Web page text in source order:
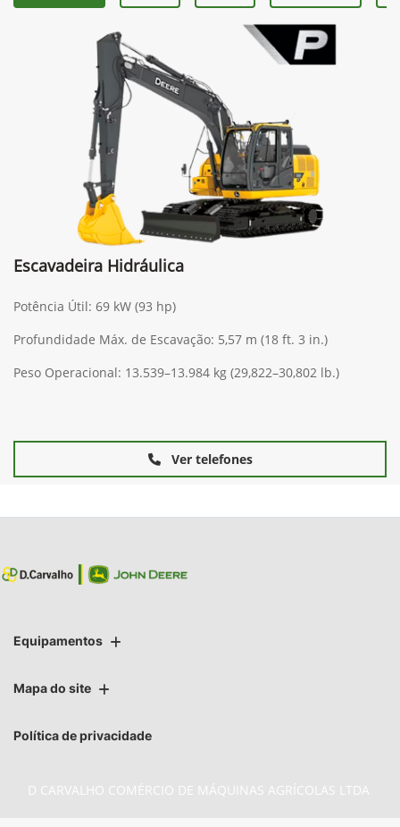
Escavadeira Hidráulica
Potência Útil: 69 kW (93 hp)
Profundidade Máx. de Escavação: 5,57 m (18 ft. 3 in.)
Peso Operacional: 13.539–13.984 kg (29,822–30,802 lb.)
Ver telefones
Equipamentos
Mapa do site
Política de privacidade
D CARVALHO COMÉRCIO DE MÁQUINAS AGRÍCOLAS LTDA